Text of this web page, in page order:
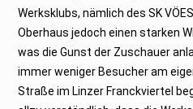
Werksklubs, nämlich des SK
Oberhaus jedoch einen starken
was die Gunst der Zuschauer
immer weniger Besucher am
Straße im Linzer Franckviertel